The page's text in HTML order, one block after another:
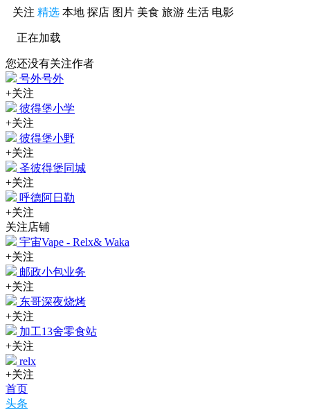
关注 精选 本地 探店 图片 美食 旅游 生活 电影
正在加载
您还没有关注作者
号外号外
+关注
彼得堡小学
+关注
彼得堡小野
+关注
圣彼得堡同城
+关注
呼德阿日勒
+关注
关注店铺
宇宙Vape - Relx& Waka
+关注
邮政小包业务
+关注
东哥深夜烧烤
+关注
加工13舍零食站
+关注
relx
+关注
首页
头条